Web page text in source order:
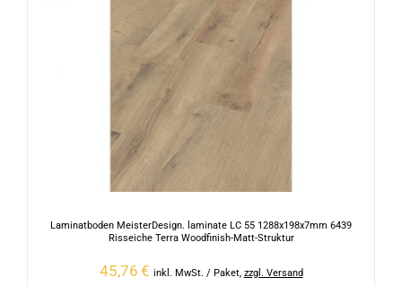
Laminatboden MeisterDesign. laminate LC 55 1288x198x7mm 6439
Risseiche Terra Woodfinish-Matt-Struktur
45,76 € inkl. MwSt. / Paket, zzgl. Versand